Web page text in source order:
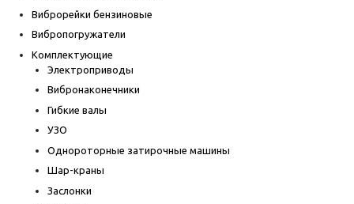
Виброрейки бензиновые
Вибропогружатели
Комплектующие
Электроприводы
Вибронаконечники
Гибкие валы
УЗО
Однороторные затирочные машины
Шар-краны
Заслонки